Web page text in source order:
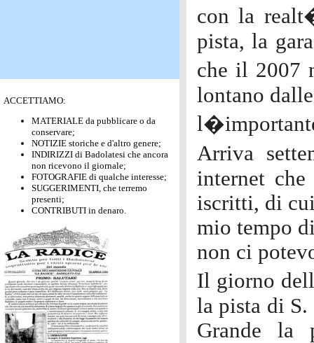
ACCETTIAMO:
MATERIALE da pubblicare o da
conservare;
NOTIZIE storiche e d'altro genere;
INDIRIZZI di Badolatesi che ancora
non ricevono il giornale;
FOTOGRAFIE di qualche interesse;
SUGGERIMENTI, che terremo
presenti;
CONTRIBUTI in denaro.
con la
pista, la
che il 2007
lontano
Arriva
internet
iscritti, di
mio tempo
non ci
Il giorno
la pista di
Grande la